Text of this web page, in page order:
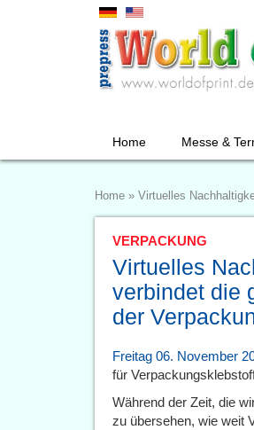
Home Messe &
Home » Virtuelles
VERPACKUNG
Virtuelles
verbindet die
der
Freitag 06. November
für
Während der Zeit, die
zu übersehen, wie weit